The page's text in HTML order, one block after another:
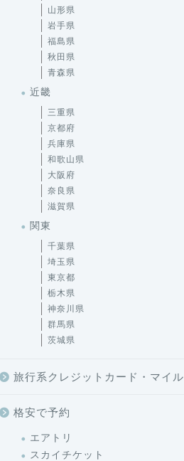
山形県
岩手県
福島県
秋田県
青森県
近畿
三重県
京都府
兵庫県
和歌山県
大阪府
奈良県
滋賀県
関東
千葉県
埼玉県
東京都
栃木県
神奈川県
群馬県
茨城県
旅行系クレジットカード・マイル
格安で予約
エアトリ
スカイチケット